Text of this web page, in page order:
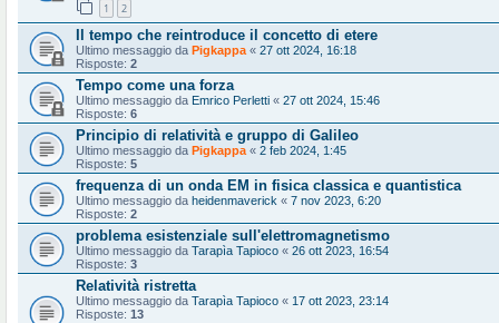
1 2
Il tempo che reintroduce il concetto di etere
Ultimo messaggio da Pigkappa « 27 ott 2024, 16:18
Risposte: 2
Tempo come una forza
Ultimo messaggio da Emrico Perletti « 27 ott 2024, 15:46
Risposte: 6
Principio di relatività e gruppo di Galileo
Ultimo messaggio da Pigkappa « 2 feb 2024, 1:45
Risposte: 5
frequenza di un onda EM in fisica classica e quantistica
Ultimo messaggio da heidenmaverick « 7 nov 2023, 6:20
Risposte: 2
problema esistenziale sull'elettromagnetismo
Ultimo messaggio da Tarapìa Tapioco « 26 ott 2023, 16:54
Risposte: 3
Relatività ristretta
Ultimo messaggio da Tarapìa Tapioco « 17 ott 2023, 23:14
Risposte: 13